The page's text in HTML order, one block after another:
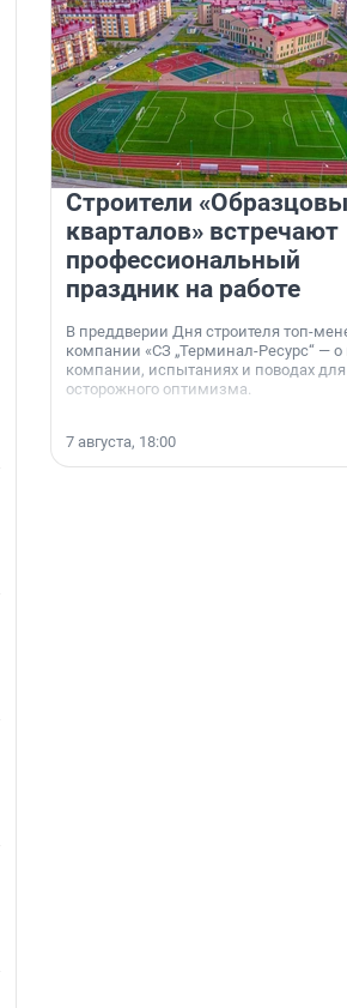
Строители
кварталов» встречают
профессиональный
праздник на работе
В преддверии Дня строителя топ-
компании «СЗ „Терминал-Ресурс“ — о
компании, испытаниях и поводах для
осторожного оптимизма.
7 августа, 18:00